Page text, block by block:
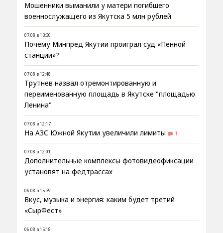
Мошенники выманили у матери погибшего
военнослужащего из Якутска 5 млн рублей
07.08 в 13:30
Почему Минпред Якутии проиграл суд «Пенной
станции»?
07.08 в 12:48
Трутнев назвал отремонтированную и
переименованную площадь в Якутске "площадью
Ленина"
07.08 в 12:17
На АЗС Южной Якутии увеличили лимиты 1
07.08 в 12:01
Дополнительные комплексы фотовидеофиксации
установят на федтрассах
06.08 в 15:39
Вкус, музыка и энергия: каким будет третий
«СырФест»
06.08 в 15:18